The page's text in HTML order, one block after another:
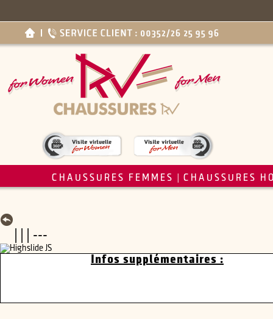
CHAUSSURES FEMMES CHAUSSURES
| | | ---
Infos supplémentaires :